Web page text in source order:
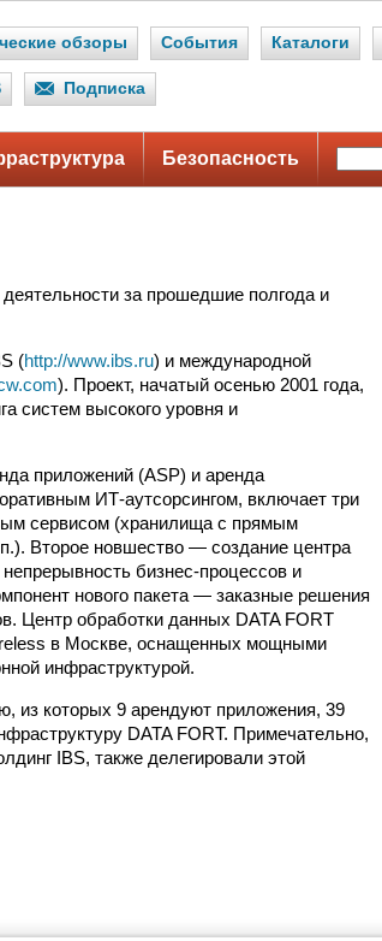
обзоры События Каталоги
Подписка
Безопасность
деятельности за прошедшие полгода и
(http://www.ibs.ru) и международной
). Проект, начатый осенью 2001 года,
систем высокого уровня и
приложений (ASP) и аренда
ИТ-аутсорсингом, включает три
сервисом (хранилища с прямым
Второе новшество — создание центра
бизнес-процессов и
нового пакета — заказные решения
Центр обработки данных DATA FORT
в Москве, оснащенных мощными
инфраструктурой.
из которых 9 арендуют приложения, 39
DATA FORT. Примечательно,
IBS, также делегировали этой